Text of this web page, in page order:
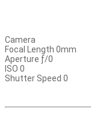
Camera
Focal Length 0mm
Aperture ƒ/0
ISO 0
Shutter Speed 0